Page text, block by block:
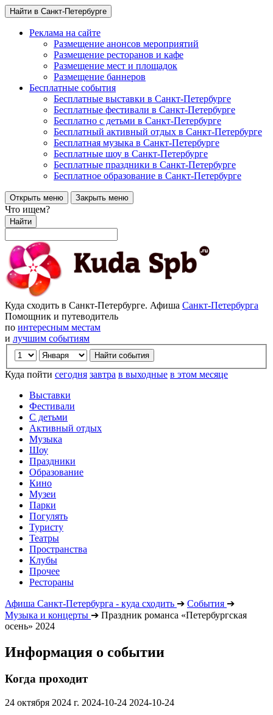
Найти в Санкт-Петербурге
Реклама на сайте
Размещение анонсов мероприятий
Размещение ресторанов и кафе
Размещение мест и площадок
Размещение баннеров
Бесплатные события
Бесплатные выставки в Санкт-Петербурге
Бесплатные фестивали в Санкт-Петербурге
Бесплатно с детьми в Санкт-Петербурге
Бесплатный активный отдых в Санкт-Петербурге
Бесплатная музыка в Санкт-Петербурге
Бесплатные шоу в Санкт-Петербурге
Бесплатные праздники в Санкт-Петербурге
Бесплатное образование в Санкт-Петербурге
Открыть меню Закрыть меню
Что ищем?
Найти
Куда сходить в Санкт-Петербурге. Афиша Санкт-Петербурга
Помощник и путеводитель
по интересным местам
и лучшим событиям
Куда пойти сегодня завтра в выходные в этом месяце
Выставки
Фестивали
С детьми
Активный отдых
Музыка
Шоу
Праздники
Образование
Кино
Музеи
Парки
Погулять
Туристу
Театры
Пространства
Клубы
Прочее
Рестораны
Афиша Санкт-Петербурга - куда сходить ➔ События ➔
Музыка и концерты ➔ Праздник романса «Петербургская
осень» 2024
Информация о событии
Когда проходит
24 октября 2024 г. 2024-10-24 2024-10-24